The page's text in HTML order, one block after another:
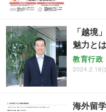
「越境
魅力とは
教育行政
2024.2.16(
海外留